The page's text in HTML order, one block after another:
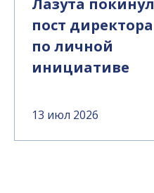
пост директора
по личной
инициативе
13 июл 2026